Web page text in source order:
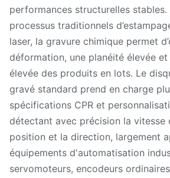
performances structurelles
processus traditionnels
laser, la gravure chimique permet
déformation, une planéité élevée
élevée des produits en lots. Le
gravé standard prend en charge
spécifications CPR et
détectant avec précision la vitesse
position et la direction, largement
équipements d'automatisation
servomoteurs, encodeurs